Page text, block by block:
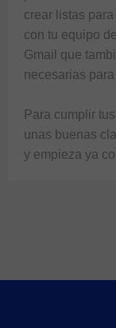
crear listas
con tu equipo
Gmail que
necesarias
Para cumplir
unas buenas
y empieza ya